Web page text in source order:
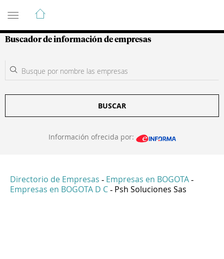
Guía de Empresas Colombianas
Buscador de información de empresas
BUSCAR
Información ofrecida por:
Directorio de Empresas - Empresas en BOGOTA -
Empresas en BOGOTA D C - Psh Soluciones Sas